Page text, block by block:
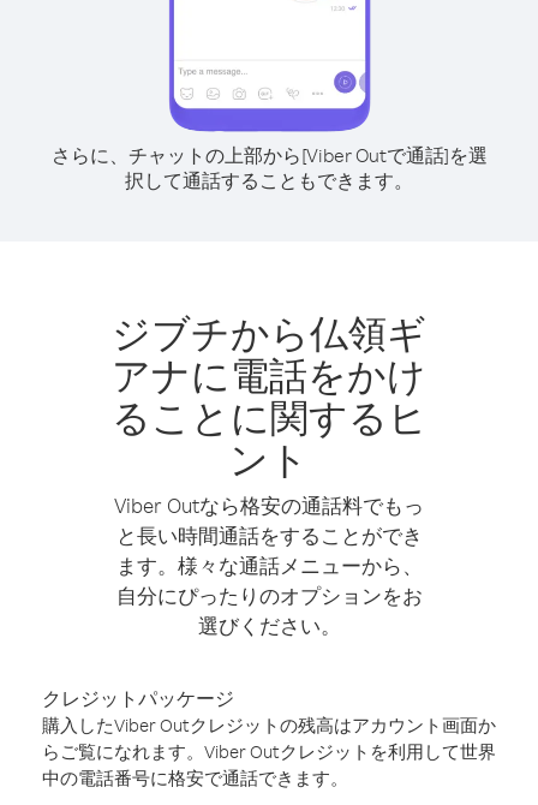
さらに、チャットの上部から[Viber Outで通話]を選
択して通話することもできます。
ジブチから仏領ギ
アナに電話をかけ
ることに関するヒ
ント
Viber Outなら格安の通話料でもっ
と長い時間通話をすることができ
ます。様々な通話メニューから、
自分にぴったりのオプションをお
選びください。
クレジットパッケージ
購入したViber Outクレジットの残高はアカウント画面か
らご覧になれます。Viber Outクレジットを利用して世界
中の電話番号に格安で通話できます。